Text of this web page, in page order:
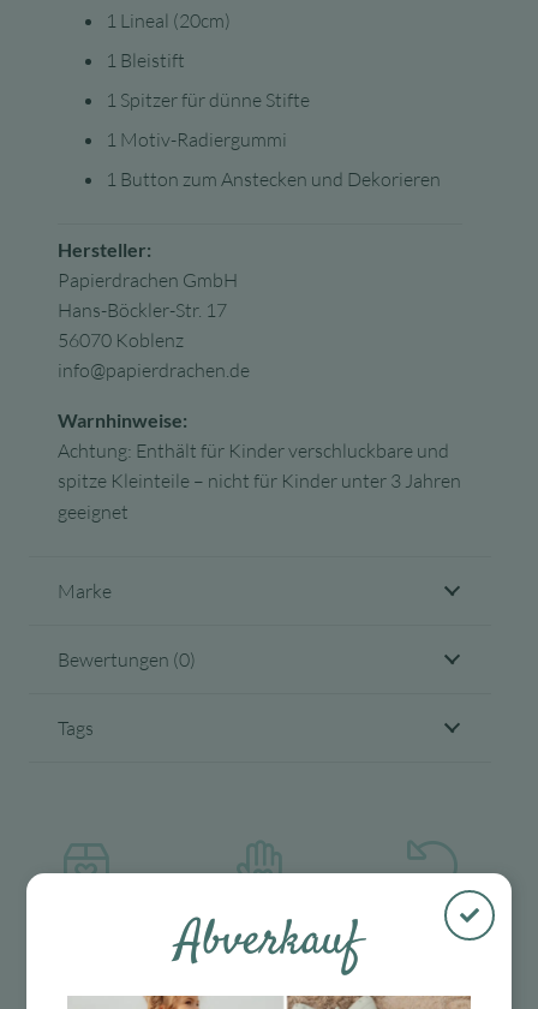
1 Lineal (20cm)
1 Bleistift
1 Spitzer für dünne Stifte
1 Motiv-Radiergummi
1 Button zum Anstecken und Dekorieren
Hersteller:
Papierdrachen GmbH
Hans-Böckler-Str. 17
56070 Koblenz
info@papierdrachen.de
Warnhinweise:
Achtung: Enthält für Kinder verschluckbare und
spitze Kleinteile – nicht für Kinder unter 3 Jahren
geeignet
Marke
Bewertungen (0)
Tags
Mit viel Liebe
ausgewählte &
30 Tage Rückgaberecht
Abverkauf